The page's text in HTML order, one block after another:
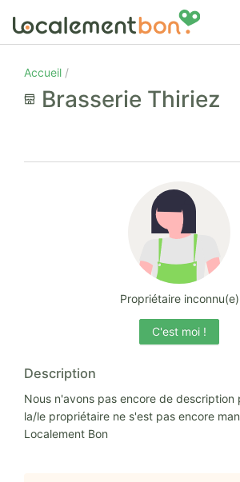
Accueil
Brasserie Thiriez
Propriétaire inconnu(e)
C'est moi !
Description
Nous n'avons pas encore de description
la/le propriétaire ne s'est pas encore
Localement Bon